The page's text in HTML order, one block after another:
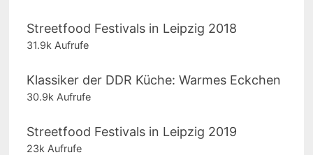
Streetfood Festivals in Leipzig 2018
31.9k Aufrufe
Klassiker der DDR Küche: Warmes Eckchen
30.9k Aufrufe
Streetfood Festivals in Leipzig 2019
23k Aufrufe